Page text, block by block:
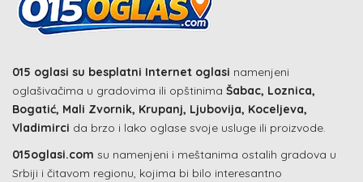
015 oglasi su besplatni Internet oglasi namenjeni
oglašivačima u gradovima ili opštinima Šabac, Loznica,
Bogatić, Mali Zvornik, Krupanj, Ljubovija, Koceljeva,
Vladimirci da brzo i lako oglase svoje usluge ili proizvode.
015oglasi.com su namenjeni i meštanima ostalih gradova u
Srbiji i čitavom regionu, kojima bi bilo interesantno